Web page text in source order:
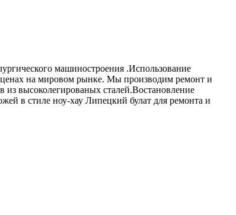
машиностроения .Использование
ценах на мировом рынке. Мы производим ремонт и
из высоколегированых сталей.Востановление
в стиле ноу-хау Липецкий булат для ремонта и